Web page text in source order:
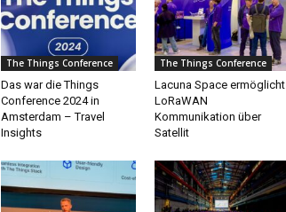
The Things Conference
Das war die Things
Conference 2024 in
Amsterdam – Travel
Insights
The Things Conference
Lacuna Space ermöglicht
LoRaWAN
Kommunikation über
Satellit